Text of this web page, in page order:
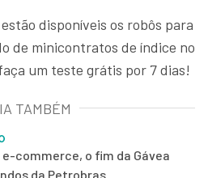
disponíveis os robôs para
de minicontratos de índice no
um teste grátis por 7 dias!
TAMBÉM
commerce, o fim da Gávea
da Petrobras